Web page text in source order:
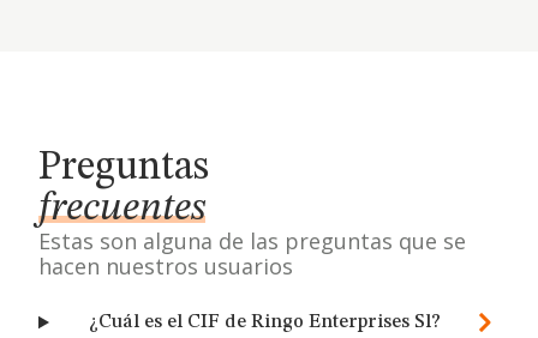
Preguntas
frecuentes
Estas son alguna de las preguntas que se
hacen nuestros usuarios
¿Cuál es el CIF de Ringo Enterprises Sl?